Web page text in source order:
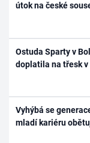
útok na české
Ostuda Sparty v
doplatila na třesk v
Vyhýbá se
mladí kariéru